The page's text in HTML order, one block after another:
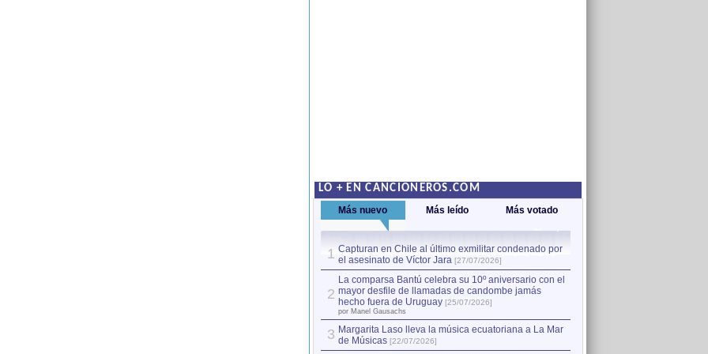
LO + EN CANCIONEROS.COM
Más nuevo Más leído Más votado
1 Capturan en Chile al último exmilitar condenado por
el asesinato de Víctor Jara [27/07/2026]
2
La comparsa Bantú celebra su 10º aniversario con el
mayor desfile de llamadas de candombe jamás
hecho fuera de Uruguay [25/07/2026]
por Manel Gausachs
3 Margarita Laso lleva la música ecuatoriana a La Mar
de Músicas [22/07/2026]